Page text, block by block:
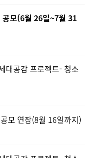
공모(6월 26일~7월 31
대공감 프로젝트- 청소
모 연장(8월 16일까지)